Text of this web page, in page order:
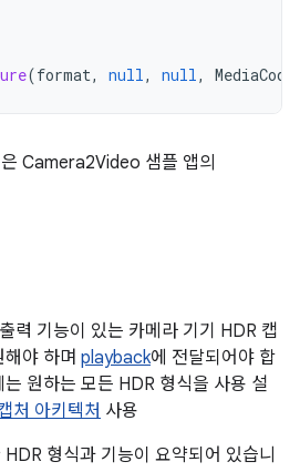
(format, null, null,
Camera2Video 샘플 앱의
력 기능이 있는 카메라 기기 HDR 캡
야 하며 playback에 전달되어야 합
원하는 모든 HDR 형식을 사용 설
처 아키텍처 사용
형식과 기능이 요약되어 있습니